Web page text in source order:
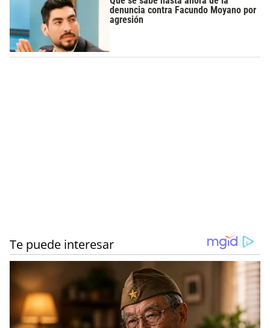
denuncia contra Facundo Moyano por
agresión